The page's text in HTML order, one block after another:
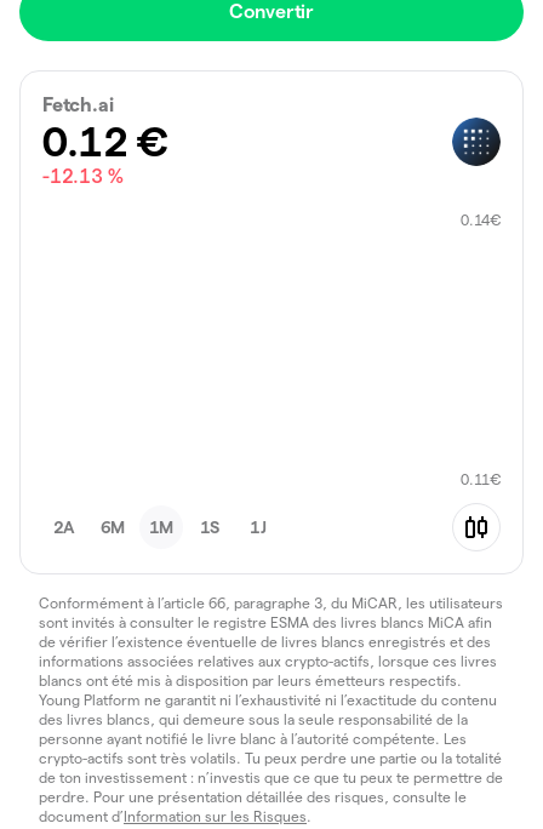
Convertir
Fetch.ai
0.12 €
-12.13 %
0.14€
0.11€
2A 6M 1M 1S 1J
Conformément à l’article 66, paragraphe 3, du MiCAR, les utilisateurs
sont invités à consulter le registre ESMA des livres blancs MiCA afin
de vérifier l’existence éventuelle de livres blancs enregistrés et des
informations associées relatives aux crypto-actifs, lorsque ces livres
blancs ont été mis à disposition par leurs émetteurs respectifs.
Young Platform ne garantit ni l’exhaustivité ni l’exactitude du contenu
des livres blancs, qui demeure sous la seule responsabilité de la
personne ayant notifié le livre blanc à l’autorité compétente. Les
crypto-actifs sont très volatils. Tu peux perdre une partie ou la totalité
de ton investissement : n’investis que ce que tu peux te permettre de
perdre. Pour une présentation détaillée des risques, consulte le
document d’Information sur les Risques.